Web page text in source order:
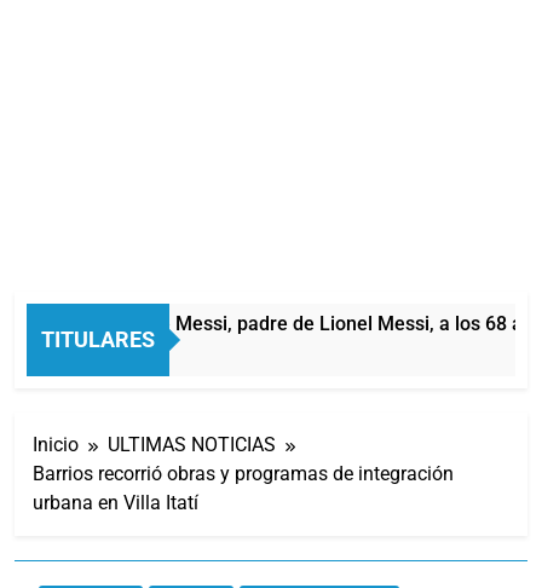
TITULARES
Murió Jorge Messi, padre de Lionel Messi, a los 68 años
2 Horas Atrás
Inicio
ULTIMAS NOTICIAS
Barrios recorrió obras y programas de integración
urbana en Villa Itatí